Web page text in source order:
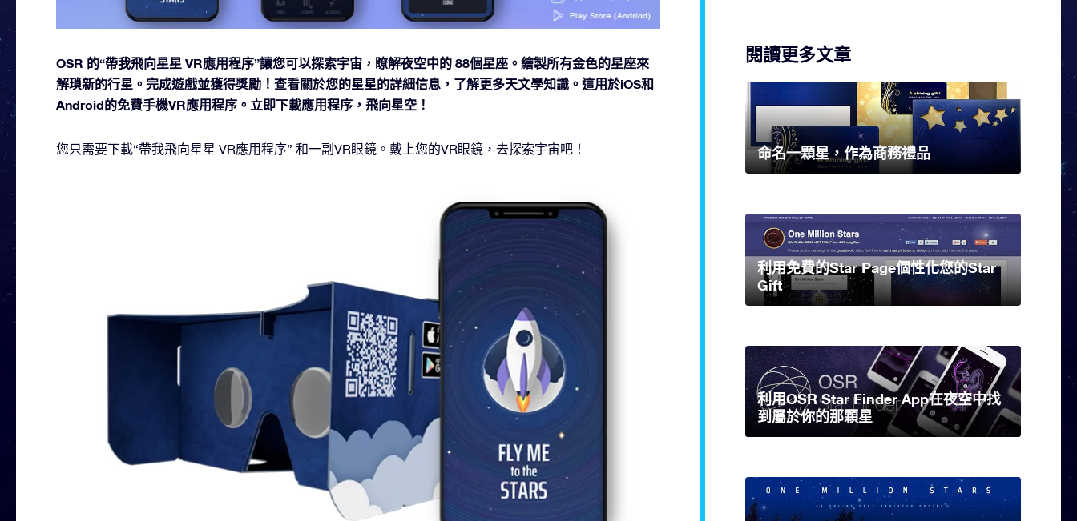
OSR 的“帶我飛向星星 VR應用程序”讓您可以探索宇宙，瞭解夜空中的 88個星座。繪製所有金色的星座來
解瑣新的行星。完成遊戲並獲得獎勵！查看關於您的星星的詳細信息，了解更多天文學知識。這用於iOS和
Android的免費手機VR應用程序。立即下載應用程序，飛向星空！
您只需要下載“帶我飛向星星 VR應用程序” 和一副VR眼鏡。戴上您的VR眼鏡，去探索宇宙吧！
閱讀更多文章
命名一顆星，作為商務禮品
利用免費的Star Page個性化您的Star
Gift
利用OSR Star Finder App在夜空中找
到屬於你的那顆星